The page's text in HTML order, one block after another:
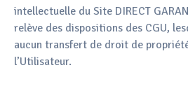
intellectuelle du Site DIRECT
relève des dispositions des CGU,
aucun transfert de droit de
l’Utilisateur.